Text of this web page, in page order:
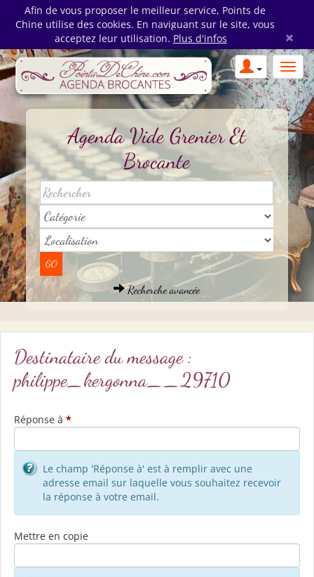
Afin de vous proposer le meilleur service, Points de
Chine utilise des cookies. En naviguant sur le site, vous
acceptez leur utilisation. Plus d'infos ×
Agenda Vide Grenier Et
Brocante
Recherche avancée
Destinataire du message :
philippe_kergonna__29710
Réponse à *
Le champ 'Réponse à' est à remplir avec une
adresse email sur laquelle vous souhaitez recevoir
la réponse à votre email.
Mettre en copie